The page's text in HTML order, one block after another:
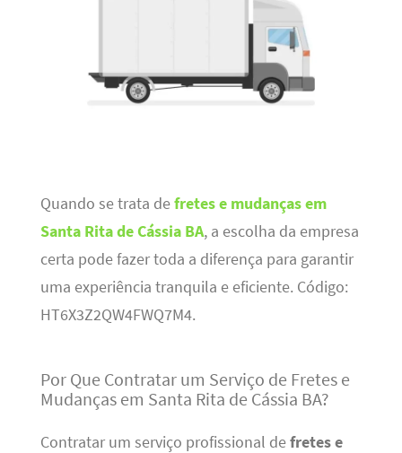
Quando se trata defretes e mudanças em
Santa Rita de Cássia BA, a escolha da empresa
certa pode fazer toda a diferença para garantir
uma experiência tranquila e eficiente. Código:
HT6X3Z2QW4FWQ7M4.
Por Que Contratar um Serviço de Fretes e
Mudanças em Santa Rita de Cássia BA?
Contratar um serviço profissional defretes e